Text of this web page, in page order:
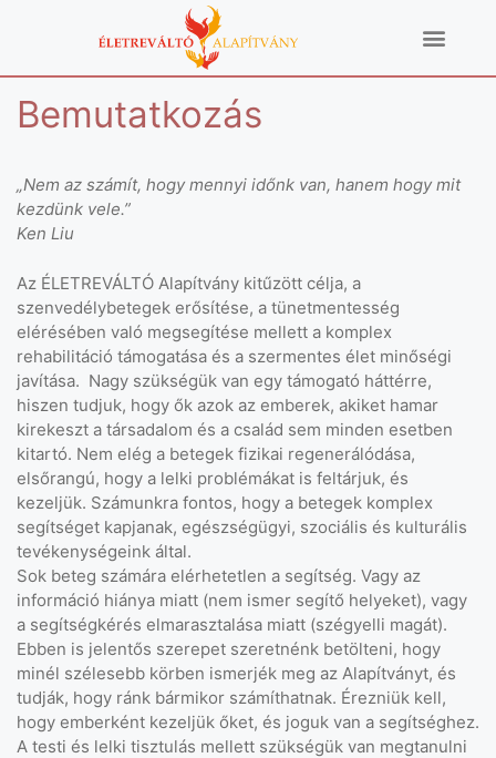
Bemutatkozás
„Nem az számít, hogy mennyi időnk van, hanem hogy mit
kezdünk vele.”
Ken Liu
Az ÉLETREVÁLTÓ Alapítvány kitűzött célja, a
szenvedélybetegek erősítése, a tünetmentesség
elérésében való megsegítése mellett a komplex
rehabilitáció támogatása és a szermentes élet minőségi
javítása. Nagy szükségük van egy támogató háttérre,
hiszen tudjuk, hogy ők azok az emberek, akiket hamar
kirekeszt a társadalom és a család sem minden esetben
kitartó. Nem elég a betegek fizikai regenerálódása,
elsőrangú, hogy a lelki problémákat is feltárjuk, és
kezeljük. Számunkra fontos, hogy a betegek komplex
segítséget kapjanak, egészségügyi, szociális és kulturális
tevékenységeink által.
Sok beteg számára elérhetetlen a segítség. Vagy az
információ hiánya miatt (nem ismer segítő helyeket), vagy
a segítségkérés elmarasztalása miatt (szégyelli magát).
Ebben is jelentős szerepet szeretnénk betölteni, hogy
minél szélesebb körben ismerjék meg az Alapítványt, és
tudják, hogy ránk bármikor számíthatnak. Érezniük kell,
hogy emberként kezeljük őket, és joguk van a segítséghez.
A testi és lelki tisztulás mellett szükségük van megtanulni